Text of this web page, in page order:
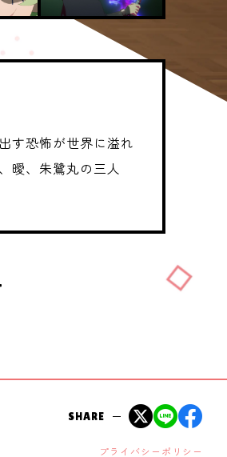
す恐怖が世界に溢れ
曖、朱鷺丸の三人
SHARE
プライバシーポリシー